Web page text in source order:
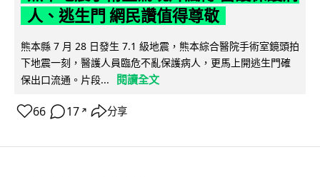
人、逃生門 網民讚值得尊敬
熊本縣 7 月 28 日發生 7.1 級地震，熊本綜合醫院手術室鏡頭拍
下地震一刻，醫護人員臨危不亂保護病人，更馬上開逃生門確
保出口流通。片段...
閱讀全文
66 17 ↗ 分享